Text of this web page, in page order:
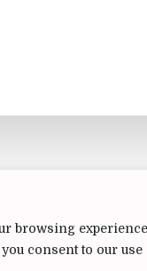
browsing
consent to our